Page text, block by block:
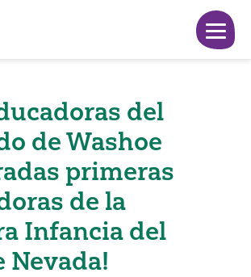
del
de Washoe
primeras
de la
Infancia del
Nevada!